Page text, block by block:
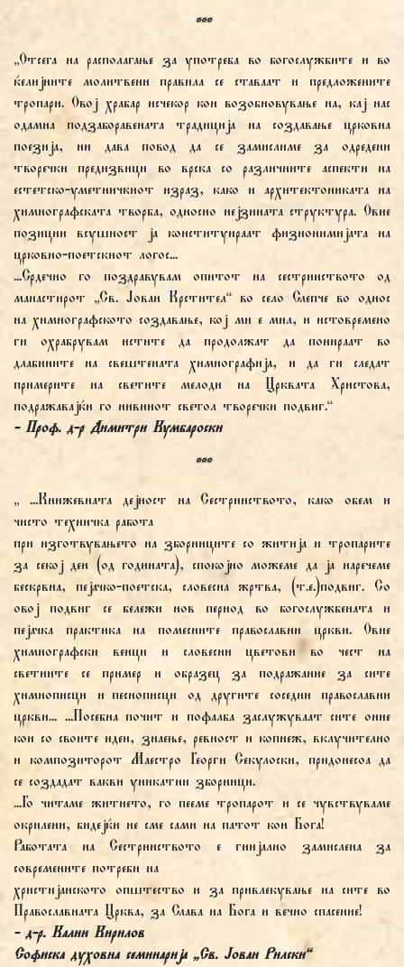
***
„Отсега на располагање за употреба во богослужбите и во
ќелијните молитвени правила се ставаат и предложените
тропари. Овој храбар исчекор кон возобновување на, кај нас
одамна подзаборавената традиција на создавање црковна
поезија, ни дава повод да се замислиме за одредени
творечки предизвици во врска со различните аспекти на
естетско-уметничкиот израз, како и архитектониката на
химнографската творба, односно нејзината структура. Овие
позиции всушност ја конституираат физионимијата на
црковно-поетскиот логос...
...Срдечно го поздравувам опитот на сестринството од
манастирот „Св. Јован Крстител“ во село Слепче во однос
на химнографското создавање, кој ми е мил, и истовремено
ги охрабрувам истите да продолжат да понираат во
длабините на свештената химнографија, и да ги следат
примерите на светите мелоди на Црквата Христова,
подражавајќи го нивниот светол творечки подвиг.“
- Проф. д-р Димитри Кумбароски
***
„ ...Книжевната дејност на Сестринството, како обем и
чисто техничка работа
при изготвувањето на зборниците со житија и тропарите
за секој ден (од годината), спокојно можеме да ја наречеме
бескрвна, пејачко-поетска, словесна жртва, (т.е.)подвиг. Со
овој подвиг се бележи нов период во богослужбената и
пејачка практика на помесните православни цркви. Овие
химнографски венци и словесни цветови во чест на
светиите се пример и образец за подражание за сите
химнописци и песнописци од другите соседни православни
цркви... ...Посебна почит и пофалба заслужуваат сите оние
кои со своите идеи, знаење, ревност и копнеж, вклучително
и композиторот Маестро Георги Секулоски, придонесоа да
се создадат вакви уникатни зборници.
...Го читаме житието, го пееме тропарот и се чувствуваме
окрилени, бидејќи не сме сами на патот кон Бога!
Работата на Сестринството е гнијално замислена за
современите потреби на
христијанското општество и за привлекување на сите во
Православната Црква, за Слава на Бога и вечно спасение!
- д-р. Калин Кирилов
Софиска духовна семинарија „Св. Јован Рилски“